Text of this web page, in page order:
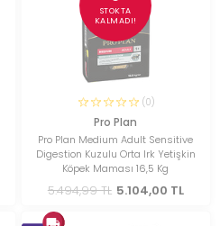
STOKTA
KALMADI!
(0)
Pro Plan
Pro Plan Medium Adult Sensitive
Digestion Kuzulu Orta Irk Yetişkin
Köpek Maması 16,5 Kg
5.494,99 TL 5.104,00 TL